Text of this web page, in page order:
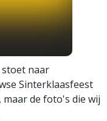
naar
Sinterklaasfeest
de foto's die wij